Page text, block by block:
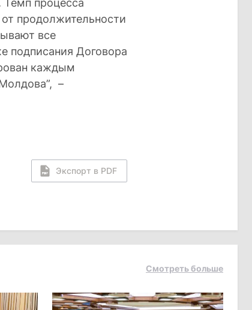
процесса
продолжительности
все
подписания Договора
каждым
–
Экспорт в PDF
Смотреть больше